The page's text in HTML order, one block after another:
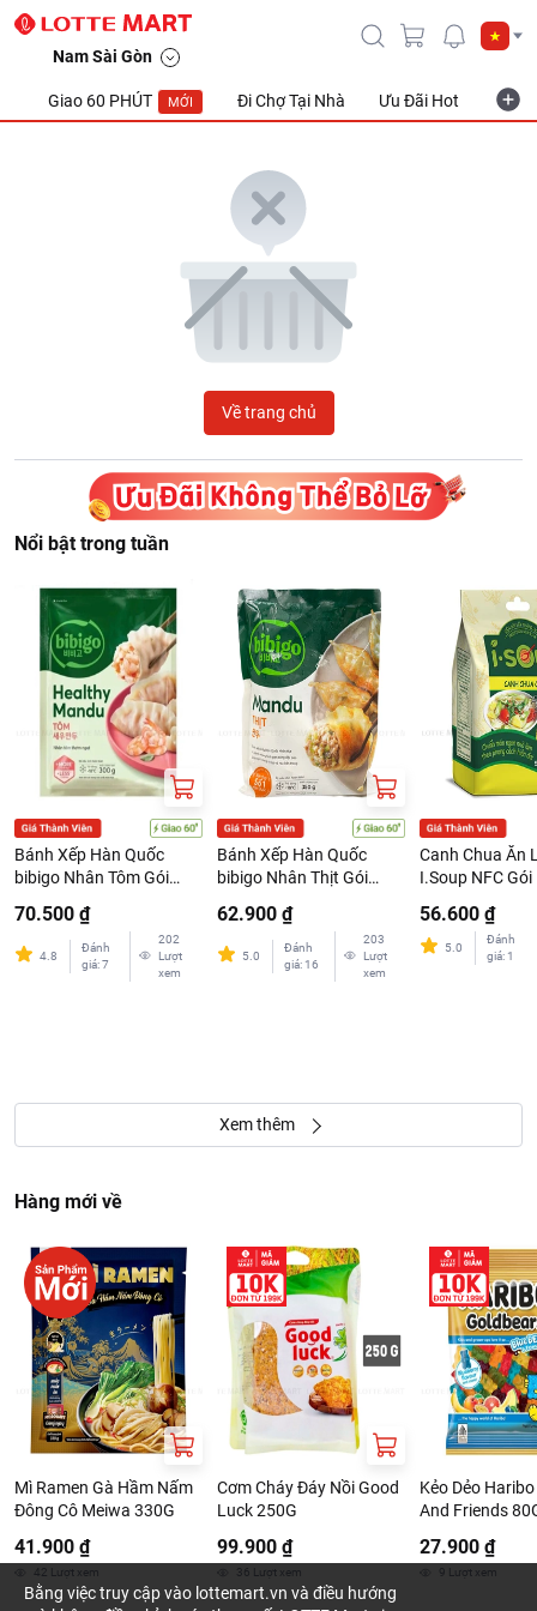
Nam Sài Gòn
Giao 60 PHÚT MỚI Đi Chợ Tại Nhà Ưu Đãi Hot
Về trang chủ
Nổi bật trong tuần
Bánh Xếp Hàn Quốc
bibigo Nhân Tôm Gói
70.500 ₫
4.8
Đánh
giá:7
202
Lượt
xem
Bánh Xếp Hàn Quốc
bibigo Nhân Thịt Gói
62.900 ₫
5.0
Đánh
giá: 16
203
Lượt
xem
Canh Chua Ăn
I.Soup NFC Gói
56.600 ₫
5.0
Đánh
giá: 1
Xem thêm
Hàng mới về
Mì Ramen Gà Hầm Nấm
Đông Cô Meiwa 330G
41.900 ₫
42 Lượt xem
Cơm Cháy Đáy Nồi Good
Luck 250G
99.900 ₫
36 Lượt xem
Kẻo Dẻo
And Friends
27.900 ₫
9 Lượt xem
Bằng việc truy cập vào lottemart.vn và điều hướng
LOTTE Mart Viet Nam